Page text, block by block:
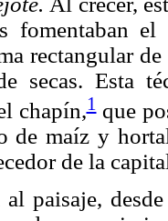
fomentaban
rectangular
secas. Esta
chapín,1que
de maíz y
de la
al paisaje,